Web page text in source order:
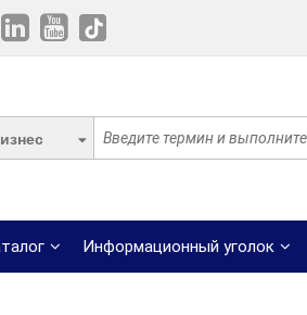
Информационный уголок